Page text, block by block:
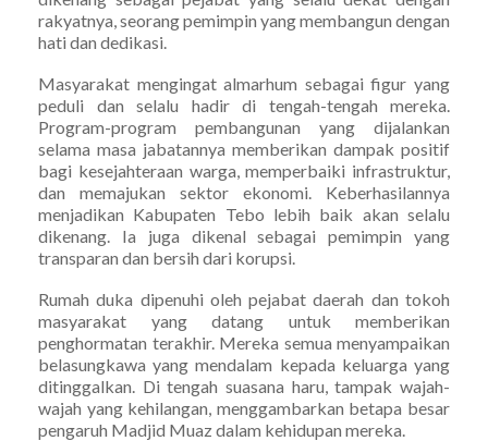
rakyatnya, seorang pemimpin yang membangun dengan
hati dan dedikasi.
Masyarakat mengingat almarhum sebagai figur yang
peduli dan selalu hadir di tengah-tengah mereka.
Program-program pembangunan yang dijalankan
selama masa jabatannya memberikan dampak positif
bagi kesejahteraan warga, memperbaiki infrastruktur,
dan memajukan sektor ekonomi. Keberhasilannya
menjadikan Kabupaten Tebo lebih baik akan selalu
dikenang. Ia juga dikenal sebagai pemimpin yang
transparan dan bersih dari korupsi.
Rumah duka dipenuhi oleh pejabat daerah dan tokoh
masyarakat yang datang untuk memberikan
penghormatan terakhir. Mereka semua menyampaikan
belasungkawa yang mendalam kepada keluarga yang
ditinggalkan. Di tengah suasana haru, tampak wajah-
wajah yang kehilangan, menggambarkan betapa besar
pengaruh Madjid Muaz dalam kehidupan mereka.